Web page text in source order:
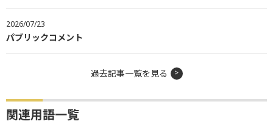
2026/07/23
パブリックコメント
過去記事一覧を見る
関連用語一覧